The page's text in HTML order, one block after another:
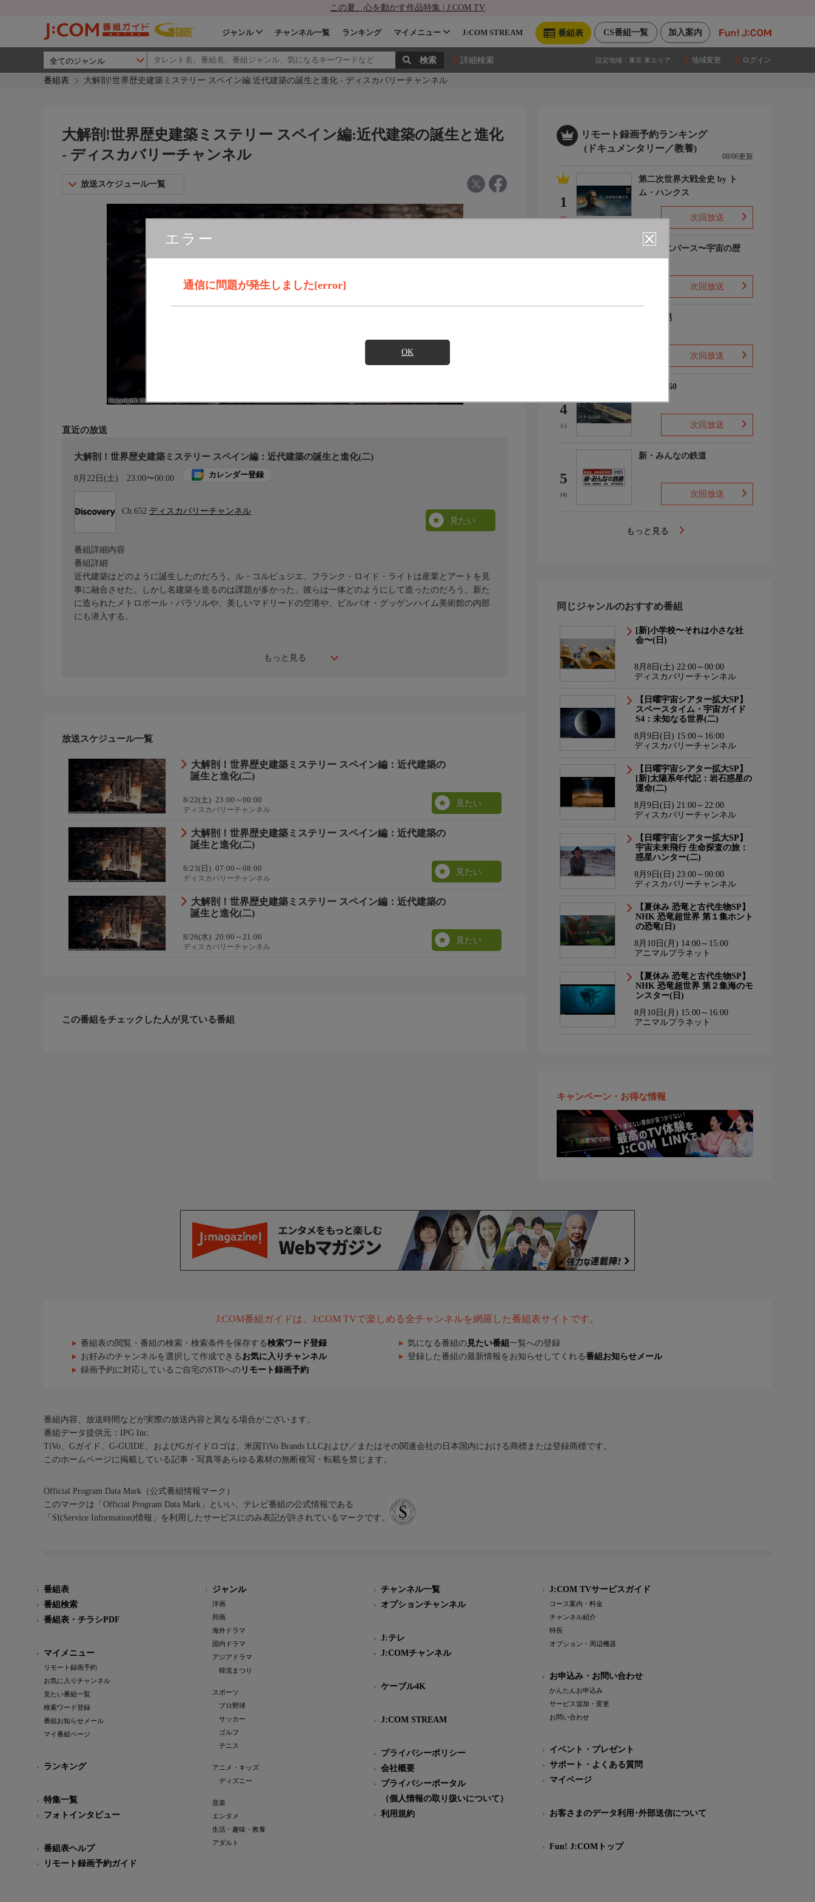
この夏、心を動かす作品特集 | J:COM TV
加入案内
CS番組一覧
番組表
ジャンル チャンネル一覧 ランキング マイメニュー J:COM STREAM
詳細検索 設定地域： 東京 東エリア 地域変更 ログイン
番組表 大解剖!世界歴史建築ミステリー スペイン編:近代建築の誕生と進化 - ディスカバリーチャンネル
エラー
通信に問題が発生しました[error]
OK
大解剖!世界歴史建築ミステリー スペイン編:近代建築の誕生と進化
- ディスカバリーチャンネル
放送スケジュール一覧
直近の放送
大解剖！世界歴史建築ミステリー スペイン編：近代建築の誕生と進化(二)
8月22日(土) 23:00〜00:00 カレンダー登録
Ch.652 ディスカバリーチャンネル
見たい
もっと見る
番組詳細内容
番組詳細
近代建築はどのように誕生したのだろう。ル・コルビュジエ、フランク・ロイド・ライトは産業とアートを見
事に融合させた。しかし名建築を造るのは課題が多かった。彼らは一体どのようにして造ったのだろう。新た
に造られたメトロポール・パラソルや、美しいマドリードの空港や、ビルバオ・グッゲンハイム美術館の内部
にも潜入する。
放送スケジュール一覧
大解剖！世界歴史建築ミステリー スペイン編：近代建築の
誕生と進化(二)
8/22(土) 23:00～00:00
ディスカバリーチャンネル
見たい
大解剖！世界歴史建築ミステリー スペイン編：近代建築の
誕生と進化(二)
8/23(日) 07:00～08:00
ディスカバリーチャンネル
見たい
大解剖！世界歴史建築ミステリー スペイン編：近代建築の
誕生と進化(二)
8/26(水) 20:00～21:00
ディスカバリーチャンネル
見たい
この番組をチェックした人が見ている番組
リモート録画予約ランキング
(ドキュメンタリー／教養)
08/06更新
1
(1)
第二次世界大戦全史 by ト
ム・ハンクス
次回放送
ザ・ユニバース〜宇宙の歴
次回放送
ザ・森男
次回放送
4
(-)
バトル360
次回放送
5
(4)
新・みんなの鉄道
次回放送
もっと見る
同じジャンルのおすすめ番組
[新]小学校〜それは小さな社
会〜(日)
8月8日(土) 22:00～00:00
ディスカバリーチャンネル
【日曜宇宙シアター拡大SP】
スペースタイム・宇宙ガイド
S4：未知なる世界(二)
8月9日(日) 15:00～16:00
ディスカバリーチャンネル
【日曜宇宙シアター拡大SP】
[新]太陽系年代記：岩石惑星の
運命(二)
8月9日(日) 21:00～22:00
ディスカバリーチャンネル
【日曜宇宙シアター拡大SP】
宇宙未来飛行 生命探査の旅：
惑星ハンター(二)
8月9日(日) 23:00～00:00
ディスカバリーチャンネル
【夏休み 恐竜と古代生物SP】
NHK 恐竜超世界 第１集ホント
の恐竜(日)
8月10日(月) 14:00～15:00
アニマルプラネット
【夏休み 恐竜と古代生物SP】
NHK 恐竜超世界 第２集海のモ
ンスター(日)
8月10日(月) 15:00～16:00
アニマルプラネット
キャンペーン・お得な情報
J:COM番組ガイドは、J:COM TVで楽しめる全チャンネルを網羅した番組表サイトです。
番組表の閲覧・番組の検索・検索条件を保存する検索ワード登録 気になる番組の 見たい番組 一覧への登録
お好みのチャンネルを選択して作成できる お気に入りチャンネル 登録した番組の最新情報をお知らせしてくれる番組お知らせメール
録画予約に対応しているご自宅のSTBへの リモート録画予約
番組内容、放送時間などが実際の放送内容と異なる場合がございます。
番組データ提供元：IPG Inc.
TiVo、Gガイド、G-GUIDE、およびGガイドロゴは、米国TiVo Brands LLCおよび／またはその関連会社の日本国内における商標または登録商標です。
このホームページに掲載している記事・写真等あらゆる素材の無断複写・転載を禁じます。
Official Program Data Mark（公式番組情報マーク）
このマークは「Official Program Data Mark」といい、テレビ番組の公式情報である
「SI(Service Information)情報」を利用したサービスにのみ表記が許されているマークです。
番組表
番組検索
番組表・チラシPDF
マイメニュー
リモート録画予約
お気に入りチャンネル
見たい番組一覧
検索ワード登録
番組お知らせメール
マイ番組ページ
ランキング
特集一覧
フォトインタビュー
番組表ヘルプ
リモート録画予約ガイド
ジャンル
洋画
邦画
海外ドラマ
国内ドラマ
アジアドラマ
韓流まつり
スポーツ
プロ野球
サッカー
ゴルフ
テニス
アニメ・キッズ
ディズニー
音楽
エンタメ
生活・趣味・教養
アダルト
チャンネル一覧
オプションチャンネル
J:テレ
J:COMチャンネル
ケーブル4K
J:COM STREAM
プライバシーポリシー
会社概要
プライバシーポータル
（個人情報の取り扱いについて）
利用規約
J:COM TVサービスガイド
コース案内・料金
チャンネル紹介
特長
オプション・周辺機器
お申込み・お問い合わせ
かんたんお申込み
サービス追加・変更
お問い合わせ
イベント・プレゼント
サポート・よくある質問
マイページ
お客さまのデータ利用･外部送信について
Fun! J:COMトップ